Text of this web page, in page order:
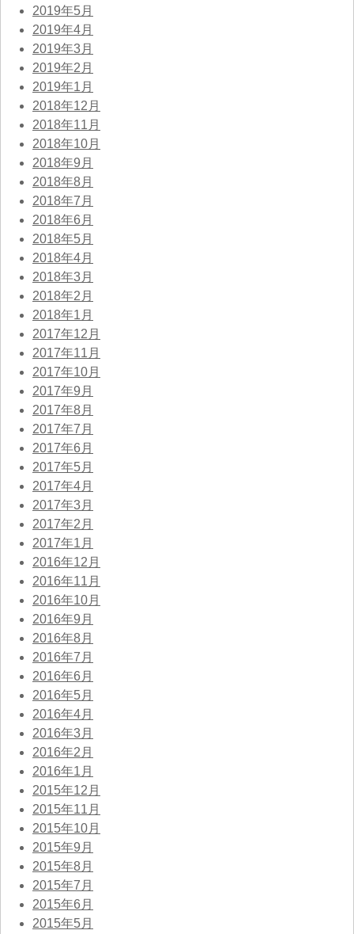
2019年5月
2019年4月
2019年3月
2019年2月
2019年1月
2018年12月
2018年11月
2018年10月
2018年9月
2018年8月
2018年7月
2018年6月
2018年5月
2018年4月
2018年3月
2018年2月
2018年1月
2017年12月
2017年11月
2017年10月
2017年9月
2017年8月
2017年7月
2017年6月
2017年5月
2017年4月
2017年3月
2017年2月
2017年1月
2016年12月
2016年11月
2016年10月
2016年9月
2016年8月
2016年7月
2016年6月
2016年5月
2016年4月
2016年3月
2016年2月
2016年1月
2015年12月
2015年11月
2015年10月
2015年9月
2015年8月
2015年7月
2015年6月
2015年5月